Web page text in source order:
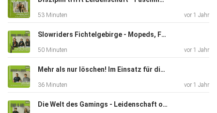
Eine sehr interessante und ehrliche Folge mit gleichzeitiger
man
„einfach mal machen“.
Mehr Infos zur Jugendvertretung Wunsiedel findest du hier:
53 Minuten vor 1 Jahr
Slowriders Fichtelgebirge - Mopeds, Freunde & Freihei
50 Minuten vor 1 Jahr
Mehr als nur löschen! Im Einsatz für die Feuerwehr
36 Minuten vor 1 Jahr
Die Welt des Gamings - Leidenschaft oder Realitätsflucht?